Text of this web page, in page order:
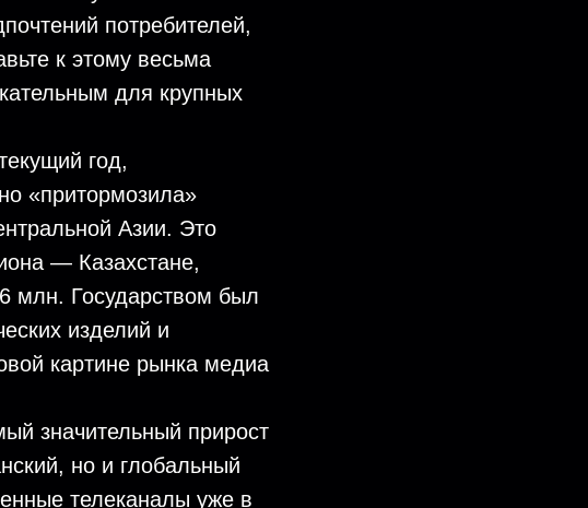
потребителей,
к этому весьма
для крупных
год,
«притормозила»
Азии. Это
— Казахстане,
млн. Государством был
изделий и
картине рынка медиа
значительный прирост
но и глобальный
телеканалы уже в